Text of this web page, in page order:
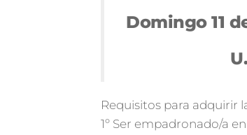
Domingo 11
Requisitos para adquirir
1º Ser empadronado/a